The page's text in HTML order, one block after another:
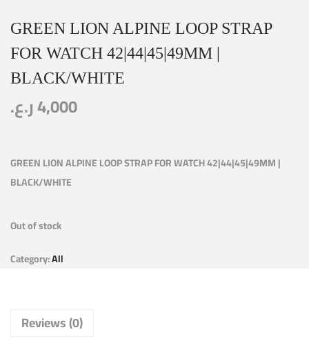
GREEN LION ALPINE LOOP STRAP
FOR WATCH 42|44|45|49MM |
BLACK/WHITE
4,000ر.ع.
GREEN LION ALPINE LOOP STRAP FOR WATCH 42|44|45|49MM |
BLACK/WHITE
Out of stock
Category:All
Reviews (0)